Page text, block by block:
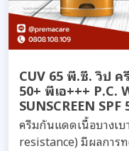
CUV 65 พี.ซี. วิป
50+ พีเอ+++ P.C.
SUNSCREEN SPF
ครีมกันแดดเนื้อบางเ
resistance) มีผลการ